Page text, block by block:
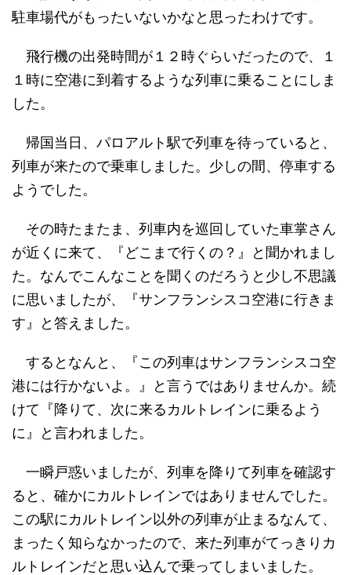
駐車場代がもったいないかなと思ったわけです。
飛行機の出発時間が１２時ぐらいだったので、１
１時に空港に到着するような列車に乗ることにしま
した。
帰国当日、パロアルト駅で列車を待っていると、
列車が来たので乗車しました。少しの間、停車する
ようでした。
その時たまたま、列車内を巡回していた車掌さん
が近くに来て、『どこまで行くの？』と聞かれまし
た。なんでこんなことを聞くのだろうと少し不思議
に思いましたが、『サンフランシスコ空港に行きま
す』と答えました。
するとなんと、『この列車はサンフランシスコ空
港には行かないよ。』と言うではありませんか。続
けて『降りて、次に来るカルトレインに乗るよう
に』と言われました。
一瞬戸惑いましたが、列車を降りて列車を確認す
ると、確かにカルトレインではありませんでした。
この駅にカルトレイン以外の列車が止まるなんて、
まったく知らなかったので、来た列車がてっきりカ
ルトレインだと思い込んで乗ってしまいました。